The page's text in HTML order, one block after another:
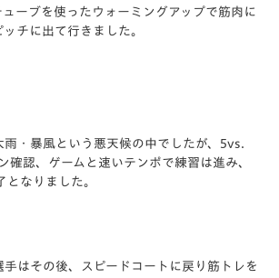
ーブを使ったウォーミングアップで筋肉に
チに出て行きました。
雨・暴風という悪天候の中でしたが、5vs.
確認、ゲームと速いテンポで練習は進み、
なりました。
はその後、スピードコートに戻り筋トレを